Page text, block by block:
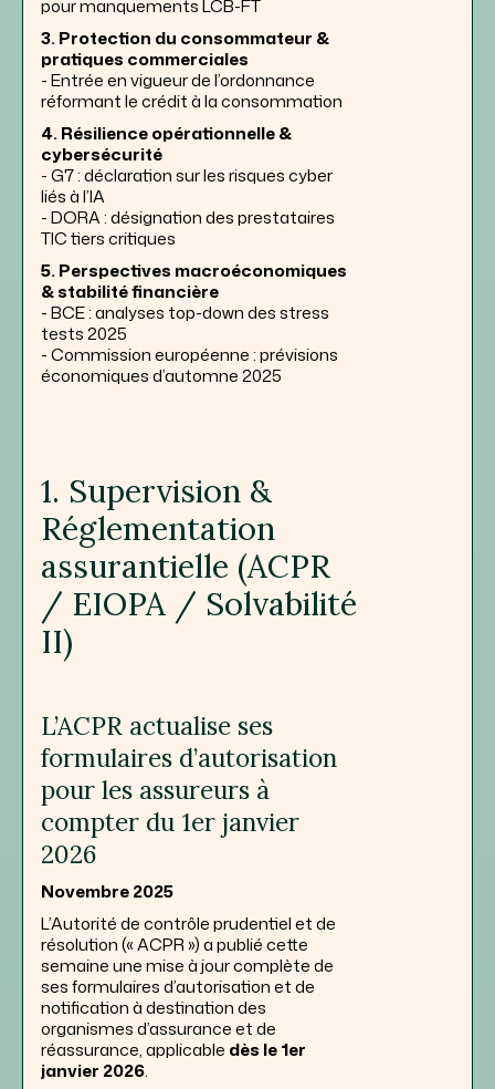
pour manquements LCB-FT
3. Protection du consommateur &
pratiques commerciales
- Entrée en vigueur de l’ordonnance
réformant le crédit à la consommation
4. Résilience opérationnelle &
cybersécurité
- G7 : déclaration sur les risques cyber
liés à l’IA
- DORA : désignation des prestataires
TIC tiers critiques
5. Perspectives macroéconomiques
& stabilité financière
- BCE : analyses top-down des stress
tests 2025
- Commission européenne : prévisions
économiques d’automne 2025
1. Supervision &
Réglementation
assurantielle (ACPR
/ EIOPA / Solvabilité
II)
L’ACPR actualise ses
formulaires d’autorisation
pour les assureurs à
compter du 1er janvier
2026
Novembre 2025
L’Autorité de contrôle prudentiel et de
résolution (« ACPR ») a publié cette
semaine une mise à jour complète de
ses formulaires d’autorisation et de
notification à destination des
organismes d’assurance et de
réassurance, applicable dès le 1er
janvier 2026.